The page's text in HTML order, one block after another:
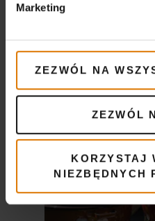
Marketing
ZEZWÓL NA
ZEZWÓL
KORZYSTAJ
NIEZBĘDNYCH
Grill On
Japońska